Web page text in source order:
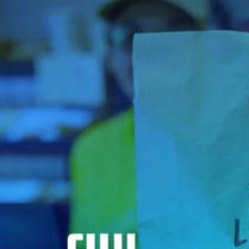
Mecánica en sus
Asociación Mecánicos y